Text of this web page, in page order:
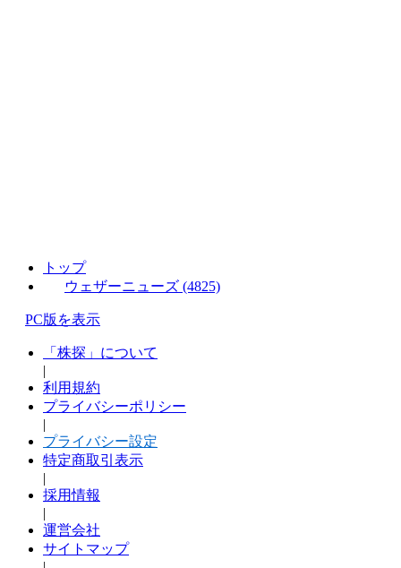
トップ
ウェザーニューズ (4825)
PC版を表示
「株探」について
|
利用規約
プライバシーポリシー
|
プライバシー設定
特定商取引表示
|
採用情報
|
運営会社
サイトマップ